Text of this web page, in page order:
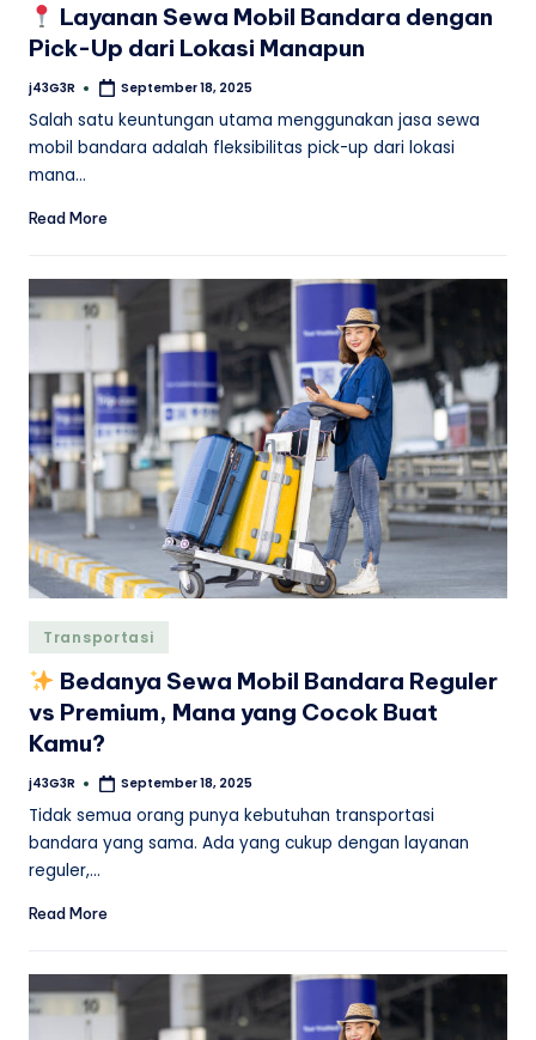
Layanan Sewa Mobil Bandara dengan
Pick-Up dari Lokasi Manapun
Posted
j43G3R September 18, 2025
Salah satu keuntungan utama menggunakan jasa sewa
mobil bandara adalah fleksibilitas pick-up dari lokasi
mana…
Read More
Posted
in
Transportasi
Bedanya Sewa Mobil Bandara Reguler
vs Premium, Mana yang Cocok Buat
Kamu?
Posted
j43G3R September 18, 2025
Tidak semua orang punya kebutuhan transportasi
bandara yang sama. Ada yang cukup dengan layanan
reguler,…
Read More